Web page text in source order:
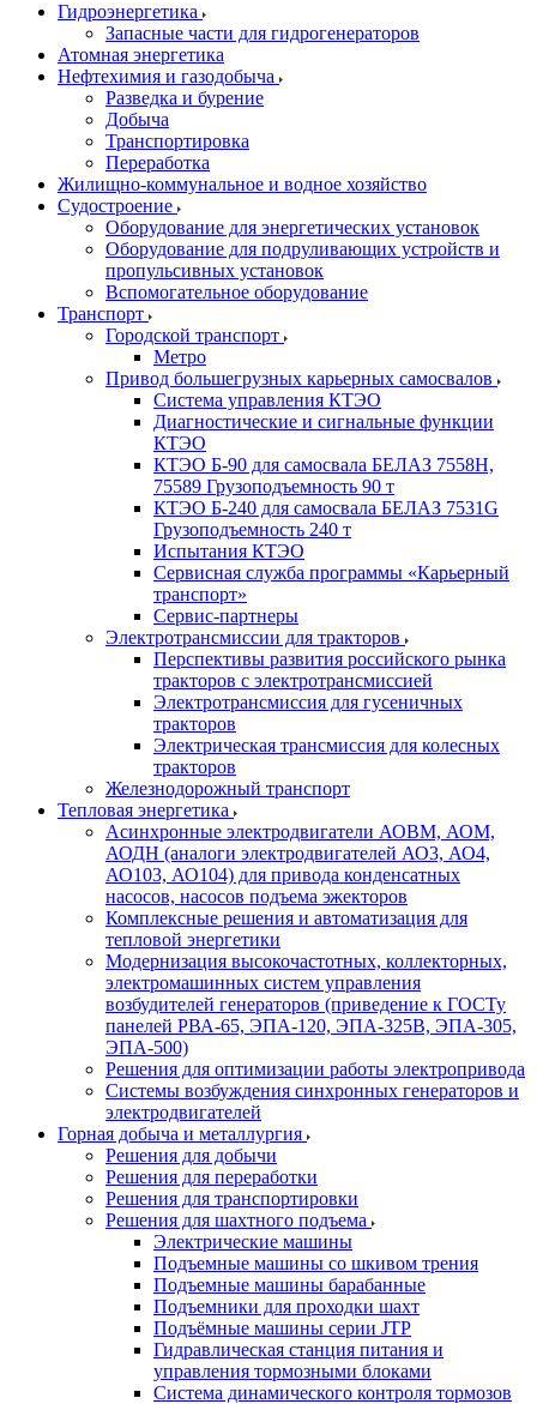
Гидроэнергетика
Запасные части для гидрогенераторов
Атомная энергетика
Нефтехимия и газодобыча
Разведка и бурение
Добыча
Транспортировка
Переработка
Жилищно-коммунальное и водное хозяйство
Судостроение
Оборудование для энергетических установок
Оборудование для подруливающих устройств и
пропульсивных установок
Вспомогательное оборудование
Транспорт
Городской транспорт
Метро
Привод большегрузных карьерных самосвалов
Система управления КТЭО
Диагностические и сигнальные функции
КТЭО
КТЭО Б-90 для самосвала БЕЛАЗ 7558H,
75589 Грузоподъемность 90 т
КТЭО Б-240 для самосвала БЕЛАЗ 7531G
Грузоподъемность 240 т
Испытания КТЭО
Сервисная служба программы «Карьерный
транспорт»
Сервис-партнеры
Электротрансмиссии для тракторов
Перспективы развития российского рынка
тракторов с электротрансмиссией
Электротрансмиссия для гусеничных
тракторов
Электрическая трансмиссия для колесных
тракторов
Железнодорожный транспорт
Тепловая энергетика
Асинхронные электродвигатели АОВМ, АОМ,
АОДН (аналоги электродвигателей АО3, АО4,
АО103, АО104) для привода конденсатных
насосов, насосов подъема эжекторов
Комплексные решения и автоматизация для
тепловой энергетики
Модернизация высокочастотных, коллекторных,
электромашинных систем управления
возбудителей генераторов (приведение к ГОСТу
панелей РВА-65, ЭПА-120, ЭПА-325В, ЭПА-305,
ЭПА-500)
Решения для оптимизации работы электропривода
Системы возбуждения синхронных генераторов и
электродвигателей
Горная добыча и металлургия
Решения для добычи
Решения для переработки
Решения для транспортировки
Решения для шахтного подъема
Электрические машины
Подъемные машины со шкивом трения
Подъемные машины барабанные
Подъемники для проходки шахт
Подъёмные машины серии JTP
Гидравлическая станция питания и
управления тормозными блоками
Система динамического контроля тормозов